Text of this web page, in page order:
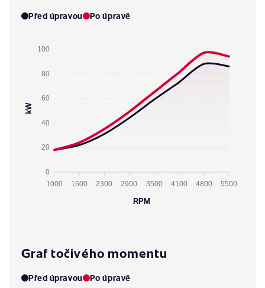
Před úpravou Po úpravě
100
80
60
40
20
0
kW
1000 1600 2300 2900 3500 4100 4800 5500
RPM
Graf točivého momentu
Před úpravou Po úpravě